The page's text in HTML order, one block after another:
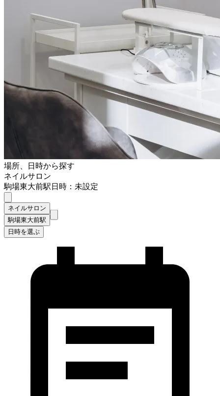
場所、日時から探す
ネイルサロン
駒場東大前駅日時：未設定
ネイルサロン
駒場東大前駅
日時を選ぶ